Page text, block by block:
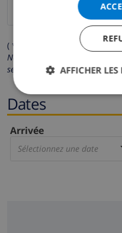
( * Les champs avec un
Nous respectons votre vie
seront pas communiquées à
Dates
Arrivée
Sélectionnez une date
AFFICHER LES